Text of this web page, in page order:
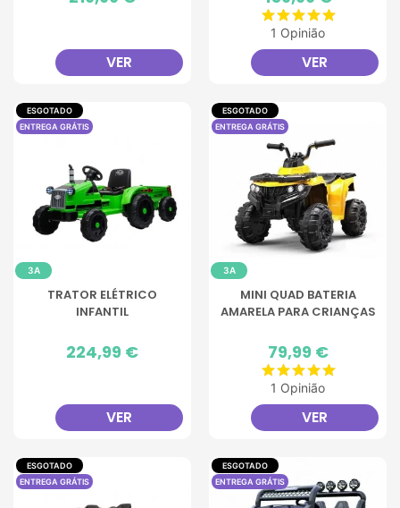
VER
1 Opinião
VER
ESGOTADO
ENTREGA GRÁTIS
3A
TRATOR ELÉTRICO
INFANTIL
Preço
224,99 €
VER
ESGOTADO
ENTREGA GRÁTIS
3A
MINI QUAD BATERIA
AMARELA PARA CRIANÇAS
Preço
79,99 €
1 Opinião
VER
ESGOTADO
ENTREGA GRÁTIS
ESGOTADO
ENTREGA GRÁTIS